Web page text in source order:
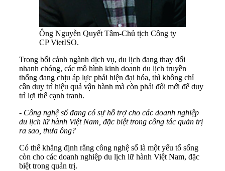
Ông Nguyễn Quyết Tâm-Chủ tịch Công ty
CP VietISO.
Trong bối cảnh ngành dịch vụ, du lịch đang thay đổi
nhanh chóng, các mô hình kinh doanh du lịch truyền
thống đang chịu áp lực phải hiện đại hóa, thì không chỉ
cần duy trì hiệu quả vận hành mà còn phải đổi mới để duy
trì lợi thế cạnh tranh.
- Công nghệ số đang có sự hỗ trợ cho các doanh nghiệp
du lịch lữ hành Việt Nam, đặc biệt trong công tác quản trị
ra sao, thưa ông?
Có thể khẳng định rằng công nghệ số là một yếu tố sống
còn cho các doanh nghiệp du lịch lữ hành Việt Nam, đặc
biệt trong quản trị.